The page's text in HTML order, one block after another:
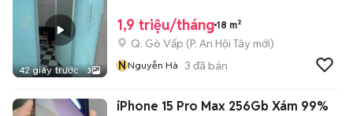
42 giây trước 3
1,9 triệu/tháng 18 m²
Q. Gò Vấp (P. An Hội Tây mới)
NNguyễn Hà 3 đã bán
iPhone 15 Pro Max 256Gb Xám 99%